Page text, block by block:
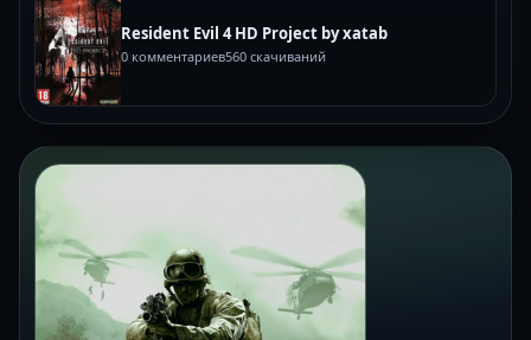
Resident Evil 4 HD Project by xatab
0 комментариев560 скачиваний